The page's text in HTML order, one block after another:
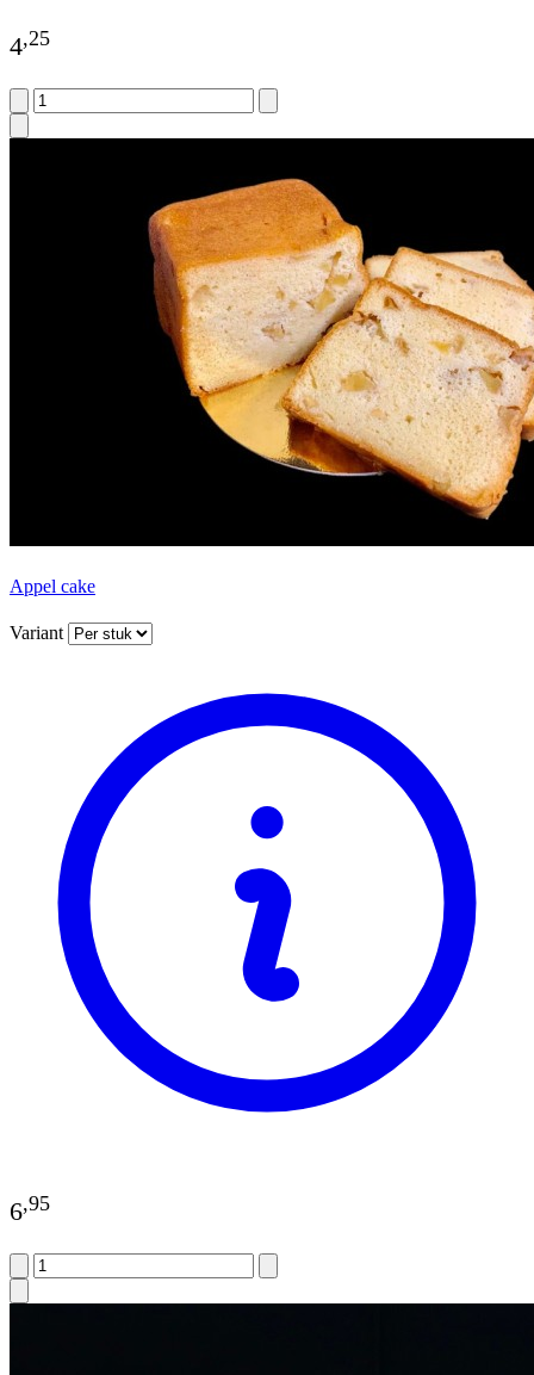
4,25
Appel cake
Variant
6,95